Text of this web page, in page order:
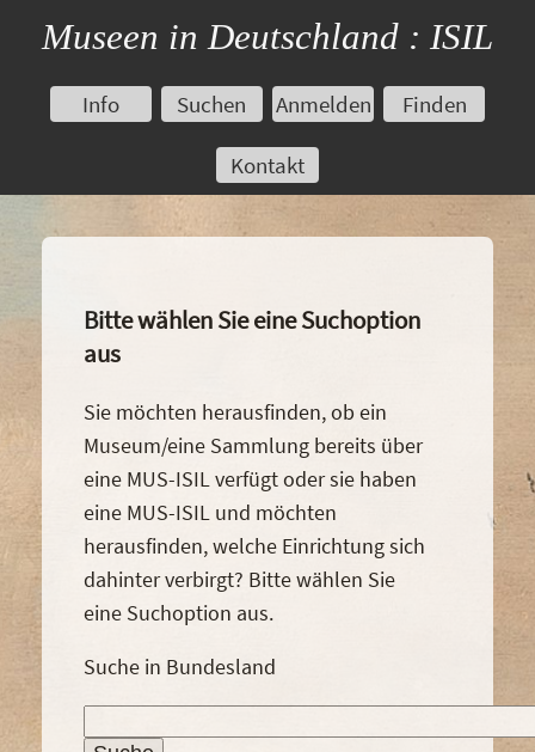
Museen in Deutschland : ISIL
Info Suchen Anmelden Finden
Kontakt
Bitte wählen Sie eine Suchoption
aus
Sie möchten herausfinden, ob ein
Museum/eine Sammlung bereits über
eine MUS-ISIL verfügt oder sie haben
eine MUS-ISIL und möchten
herausfinden, welche Einrichtung sich
dahinter verbirgt? Bitte wählen Sie
eine Suchoption aus.
Suche in Bundesland